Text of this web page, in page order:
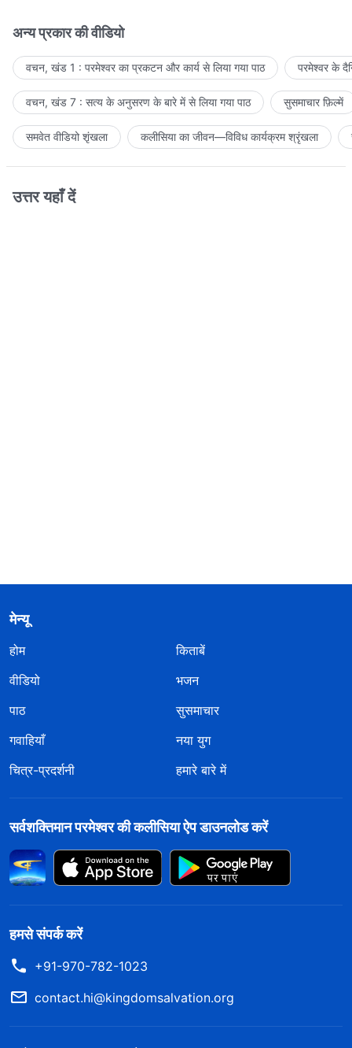
अन्य प्रकार की वीडियो
वचन, खंड 1 : परमेश्वर का प्रकटन और कार्य से लिया गया पाठ परमेश्वर के
वचन, खंड 7 : सत्य के अनुसरण के बारे में से लिया गया पाठ सुसमाचार फ़िल्में
समवेत वीडियो शृंखला कलीसिया का जीवन—विविध कार्यक्रम श्रृंखला
उत्तर यहाँ दें
मेन्यू
होम
किताबें
वीडियो
भजन
पाठ
सुसमाचार
गवाहियाँ
नया युग
चित्र-प्रदर्शनी
हमारे बारे में
सर्वशक्तिमान परमेश्वर की कलीसिया ऐप डाउनलोड करें
हमसे संपर्क करें
+91-970-782-1023
contact.hi@kingdomsalvation.org